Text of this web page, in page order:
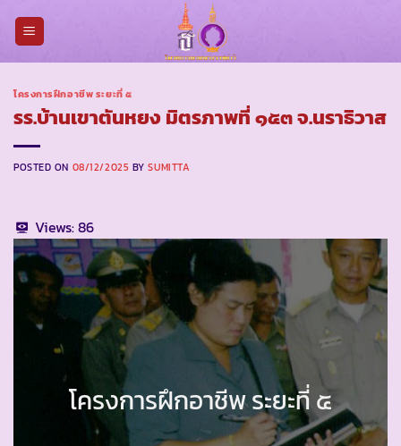
โครงการฝึกอาชีพ ระยะที่ ๕
รร.บ้านเขาตันหยง มิตรภาพที่ ๑๕๓ จ.นราธิวาส
POSTED ON 08/12/2025 BYSUMITTA
Views:86
โครงการฝึกอาชีพ ระยะที่ ๕